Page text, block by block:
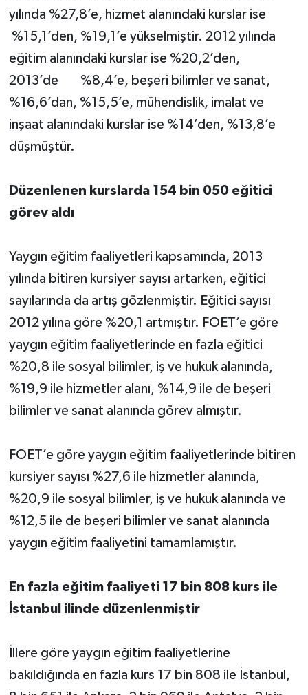
yılında %27,8’e, hizmet alanındaki kurslar ise
%15,1’den, %19,1’e yükselmiştir. 2012 yılında
eğitim alanındaki kurslar ise %20,2’den,
2013’de %8,4’e, beşeri bilimler ve sanat,
%16,6’dan, %15,5’e, mühendislik, imalat ve
inşaat alanındaki kurslar ise %14’den, %13,8’e
düşmüştür.
Düzenlenen kurslarda 154 bin 050 eğitici
görev aldı
Yaygın eğitim faaliyetleri kapsamında, 2013
yılında bitiren kursiyer sayısı artarken, eğitici
sayılarında da artış gözlenmiştir. Eğitici sayısı
2012 yılına göre %20,1 artmıştır. FOET’e göre
yaygın eğitim faaliyetlerinde en fazla eğitici
%20,8 ile sosyal bilimler, iş ve hukuk alanında,
%19,9 ile hizmetler alanı, %14,9 ile de beşeri
bilimler ve sanat alanında görev almıştır.
FOET’e göre yaygın eğitim faaliyetlerinde bitiren
kursiyer sayısı %27,6 ile hizmetler alanında,
%20,9 ile sosyal bilimler, iş ve hukuk alanında ve
%12,5 ile de beşeri bilimler ve sanat alanında
yaygın eğitim faaliyetini tamamlamıştır.
En fazla eğitim faaliyeti 17 bin 808 kurs ile
İstanbul ilinde düzenlenmiştir
İllere göre yaygın eğitim faaliyetlerine
bakıldığında en fazla kurs 17 bin 808 ile İstanbul,